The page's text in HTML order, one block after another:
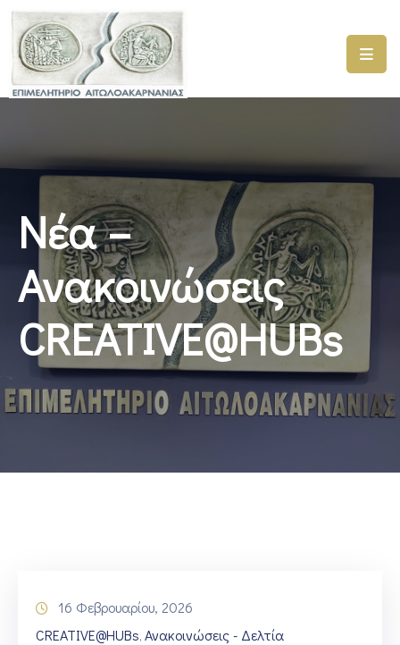
ΑΡΧΙΚΗ
ΓΕΜΗ
ΠΡΟΓΡΑΜΜΑΤΑ
ΕΠΙΜΕΛΗΤΗΡΙΟΥ
ΣΥΜΜΕΤΟΧΗ
ΣΕ
ΕΤΑΙΡΕΙΕΣ
ΕΠΙΚΑΙΡΟΤΗΤΑ
Νέα –
Ανακοινώσεις
CREATIVE@HUBs
16 Φεβρουαρίου, 2026
CREATIVE@HUBs‚ Ανακοινώσεις - Δελτία